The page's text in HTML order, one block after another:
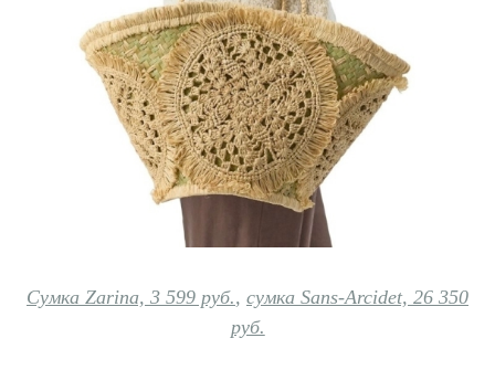
Сумка Zarina, 3 599 руб., сумка Sans-Arcidet, 26 350
руб.